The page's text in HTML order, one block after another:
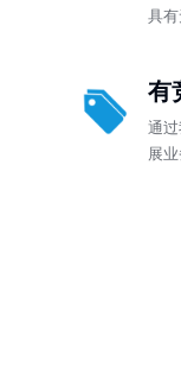
具有
有
通
展